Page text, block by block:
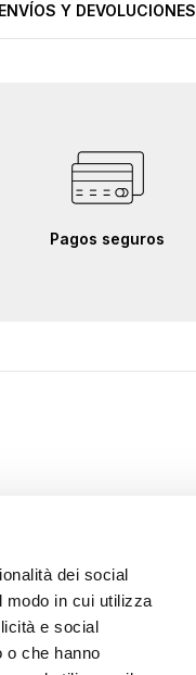
dei social
modo in cui utilizza
e social
o che hanno
ENVÍOS Y DEVOLUCIONES
Pagos seguros